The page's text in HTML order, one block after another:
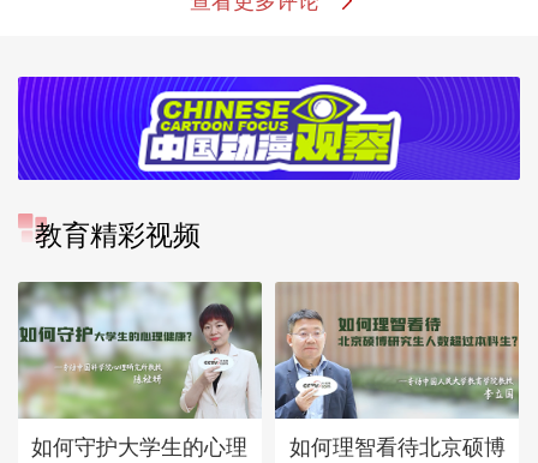
教育精彩视频
如何守护大学生的心理
如何理智看待北京硕博